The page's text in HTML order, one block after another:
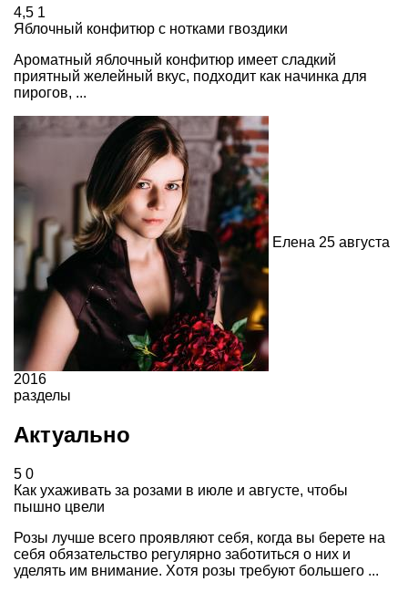
4,5 1
Яблочный конфитюр с нотками гвоздики
Ароматный яблочный конфитюр имеет сладкий
приятный желейный вкус, подходит как начинка для
пирогов, ...
Елена 25 августа
2016
разделы
Актуально
5 0
Как ухаживать за розами в июле и августе, чтобы
пышно цвели
Розы лучше всего проявляют себя, когда вы берете на
себя обязательство регулярно заботиться о них и
уделять им внимание. Хотя розы требуют большего ...